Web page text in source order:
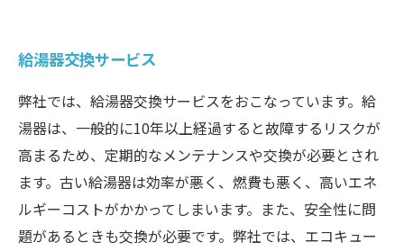
給湯器交換サービス
弊社では、給湯器交換サービスをおこなっています。給
湯器は、一般的に10年以上経過すると故障するリスクが
高まるため、定期的なメンテナンスや交換が必要とされ
ます。古い給湯器は効率が悪く、燃費も悪く、高いエネ
ルギーコストがかかってしまいます。また、安全性に問
題があるときも交換が必要です。弊社では、エコキュー